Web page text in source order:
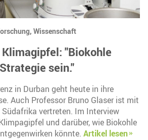
Wissenschaft
"Biokohle
sein."
in Durban geht heute in ihre
Auch Professor Bruno Glaser ist mit
vertreten. Im Interview
und darüber, wie Biokohle
könnte. Artikel lesen